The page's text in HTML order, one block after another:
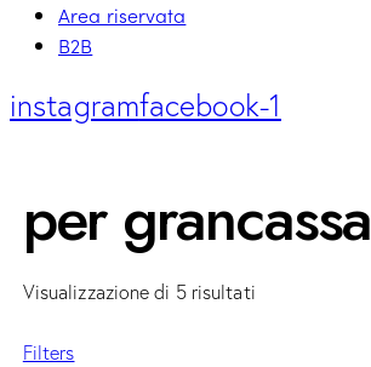
Area riservata
B2B
instagramfacebook-1
per grancassa
Visualizzazione di 5 risultati
Filters